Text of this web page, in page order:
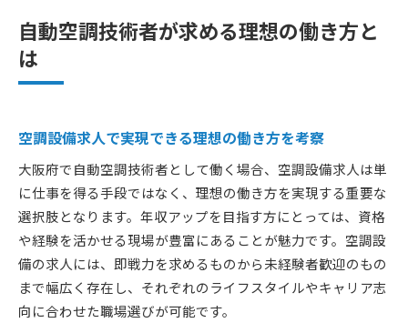
自動空調技術者が求める理想の働き方と
は
空調設備求人で実現できる理想の働き方を考察
大阪府で自動空調技術者として働く場合、空調設備求人は単
に仕事を得る手段ではなく、理想の働き方を実現する重要な
選択肢となります。年収アップを目指す方にとっては、資格
や経験を活かせる現場が豊富にあることが魅力です。空調設
備の求人には、即戦力を求めるものから未経験者歓迎のもの
まで幅広く存在し、それぞれのライフスタイルやキャリア志
向に合わせた職場選びが可能です。